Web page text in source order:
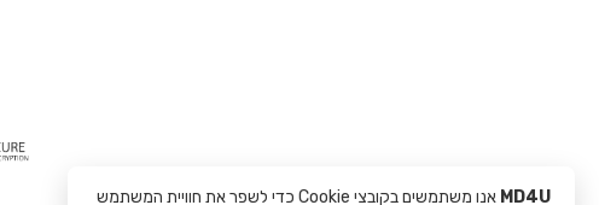
MD4U אנו משתמשים בקובצי Cookie כדי לשפר את חוויית המשתמש